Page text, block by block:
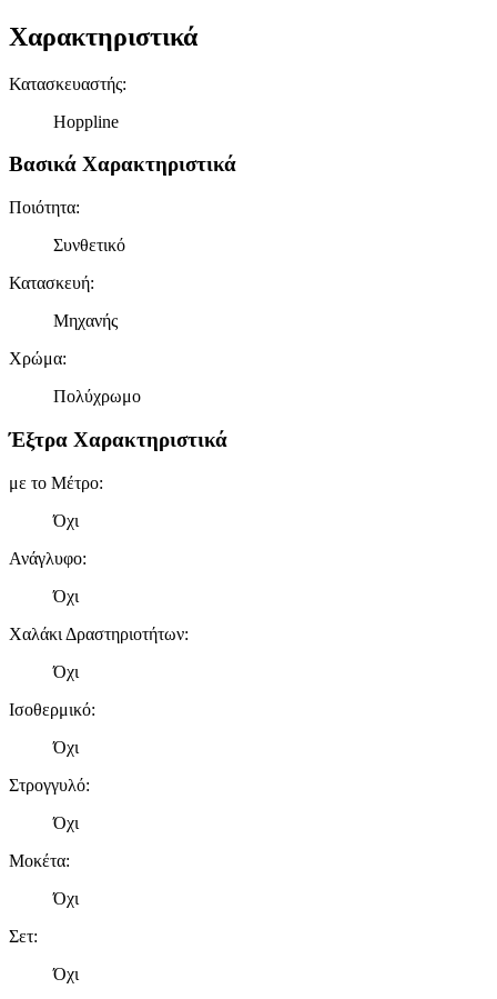
Χαρακτηριστικά
Κατασκευαστής:
Hoppline
Βασικά Χαρακτηριστικά
Ποιότητα:
Συνθετικό
Κατασκευή:
Μηχανής
Χρώμα:
Πολύχρωμο
Έξτρα Χαρακτηριστικά
με το Μέτρο:
Όχι
Ανάγλυφο:
Όχι
Χαλάκι Δραστηριοτήτων:
Όχι
Ισοθερμικό:
Όχι
Στρογγυλό:
Όχι
Μοκέτα:
Όχι
Σετ:
Όχι